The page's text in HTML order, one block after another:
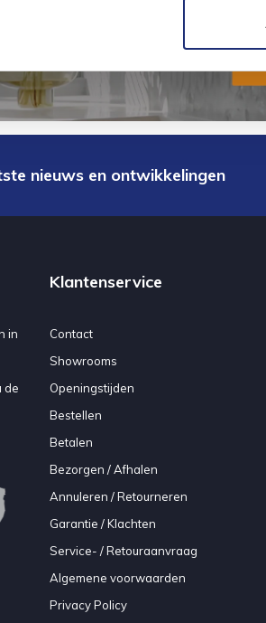
nieuws en ontwikkelingen
in
de
Klantenservice
Contact
Showrooms
Openingstijden
Bestellen
Betalen
Bezorgen / Afhalen
Annuleren / Retourneren
Garantie / Klachten
Service- / Retouraanvraag
Algemene voorwaarden
Privacy Policy